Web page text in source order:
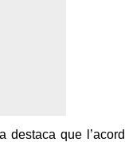
destaca que l’acord